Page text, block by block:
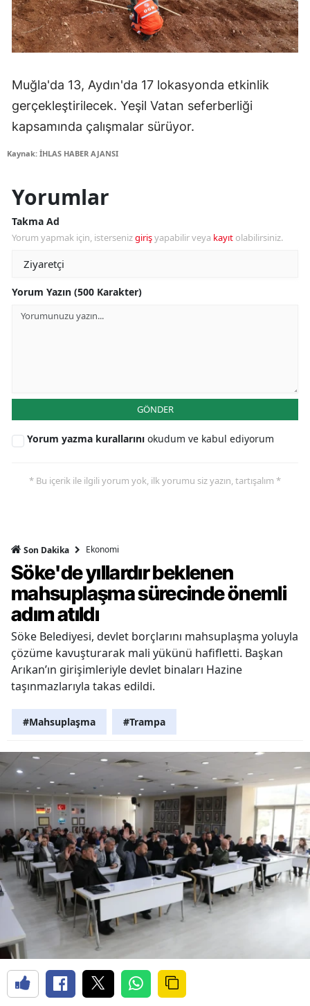
Muğla'da 13, Aydın'da 17 lokasyonda etkinlik
gerçekleştirilecek. Yeşil Vatan seferberliği
kapsamında çalışmalar sürüyor.
Kaynak: İHLAS HABER AJANSI
Yorumlar
Takma Ad
Yorum yapmak için, istersenizgirişyapabilir veya kayıt olabilirsiniz.
Yorum Yazın (500 Karakter)
GÖNDER
Yorum yazma kurallarını okudum ve kabul ediyorum
* Bu içerik ile ilgili yorum yok, ilk yorumu siz yazın, tartışalım *
Son Dakika Ekonomi
Söke'de yıllardır beklenen
mahsuplaşma sürecinde önemli
adım atıldı
Söke Belediyesi, devlet borçlarını mahsuplaşma yoluyla
çözüme kavuşturarak mali yükünü hafifletti. Başkan
Arıkan’ın girişimleriyle devlet binaları Hazine
taşınmazlarıyla takas edildi.
#Mahsuplaşma #Trampa